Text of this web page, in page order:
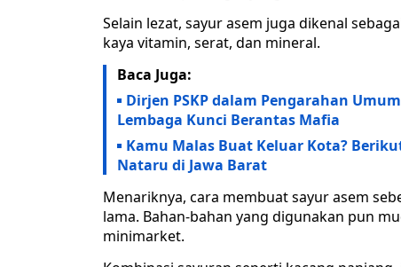
Selain lezat, sayur asem juga dikenal
kaya vitamin, serat, dan mineral.
Baca Juga:
Dirjen PSKP dalam Pengarahan
Lembaga Kunci Berantas Mafia
Kamu Malas Buat Keluar Kota?
Nataru di Jawa Barat
Menariknya, cara membuat sayur asem
lama. Bahan-bahan yang digunakan pun
minimarket.